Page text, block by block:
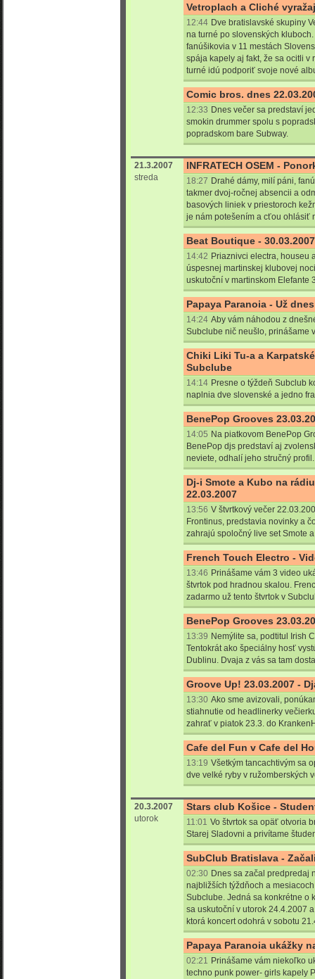
Vetroplach a Cliché
12:44 Dve bratislavské skupiny
na turné po slovenských
fanúšikovia v 11 mestách
spája kapely aj fakt, že sa ocitli v
turné idú podporiť svoje nové
Comic bros. dnes
12:33 Dnes večer sa predstaví
smokin drummer spolu s
popradskom bare Subway.
21.3.2007
streda
INFRATECH OSEM -
18:27 Drahé dámy, milí páni,
takmer dvoj-ročnej absencii a
basových liniek v priestoroch
je nám potešením a cťou ohlásiť
Beat Boutique -
14:42 Priaznivci electra, houseu
úspesnej martinskej klubovej
uskutoční v martinskom Elefante
Papaya Paranoia - Už
14:24 Aby vám náhodou z
Subclube nič neušlo, prinášame
Chiki Liki Tu-a a
Subclube
14:14 Presne o týždeň Subclub
naplnia dve slovenské a jedno
BenePop Grooves
14:05 Na piatkovom BenePop
BenePop djs predstaví aj
neviete, odhalí jeho stručný
Dj-i Smote a Kubo na
22.03.2007
13:56 V štvrtkový večer
Frontinus, predstavia novinky a
zahrajú spoločný live set Smote
French Touch Electro -
13:46 Prinášame vám 3 video
štvrtok pod hradnou skalou.
zadarmo už tento štvrtok v
BenePop Grooves
13:39 Nemýlite sa, podtitul Irish
Tentokrát ako špeciálny hosť
Dublinu. Dvaja z vás sa tam
Groove Up! 23.03.2007 -
13:30 Ako sme avizovali,
stiahnutie od headlinerky
zahrať v piatok 23.3. do
Cafe del Fun v Cafe del
13:19 Všetkým tancachtivým sa
dve velké ryby v ružomberských
20.3.2007
utorok
Stars club Košice -
11:01 Vo štvrtok sa opäť otvoria
Starej Sladovni a privítame
SubClub Bratislava -
02:30 Dnes sa začal predpredaj
najbližších týždňoch a
Subclube. Jedná sa konkrétne o
sa uskutoční v utorok 24.4.2007
ktorá koncert odohrá v sobotu
Papaya Paranoia ukážky
02:21 Prinášame vám niekoľko
techno punk power- girls kapely